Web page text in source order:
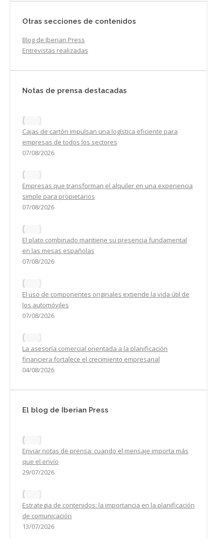
Otras secciones de contenidos
Blog de Iberian Press
Entrevistas realizadas
Notas de prensa destacadas
Cajas de cartón impulsan una logística eficiente para
empresas de todos los sectores
07/08/2026
Empresas que transforman el alquiler en una experiencia
simple para propietarios
07/08/2026
El plato combinado mantiene su presencia fundamental
en las mesas españolas
07/08/2026
El uso de componentes originales extiende la vida útil de
los automóviles
07/08/2026
La asesoría comercial orientada a la planificación
financiera fortalece el crecimiento empresarial
04/08/2026
El blog de Iberian Press
Enviar notas de prensa: cuando el mensaje importa más
que el envío
29/07/2026
Estrategia de contenidos: la importancia en la planificación
de comunicación
13/07/2026